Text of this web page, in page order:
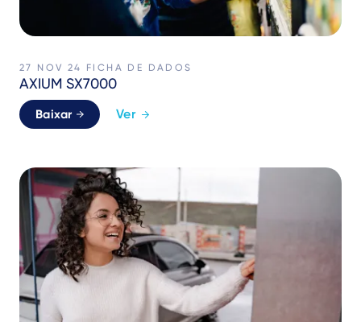
27 NOV 24 FICHA DE DADOS
AXIUM SX7000
Baixar Ver